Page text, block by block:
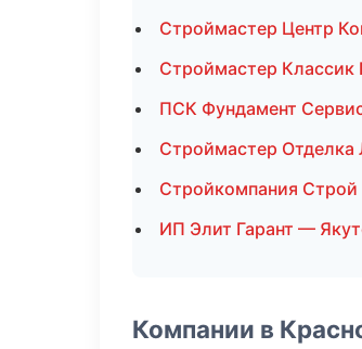
Строймастер Центр
Строймастер
ПСК Фундамент
Строймастер
Стройкомпания
ИП Элит Гарант —
Компании в